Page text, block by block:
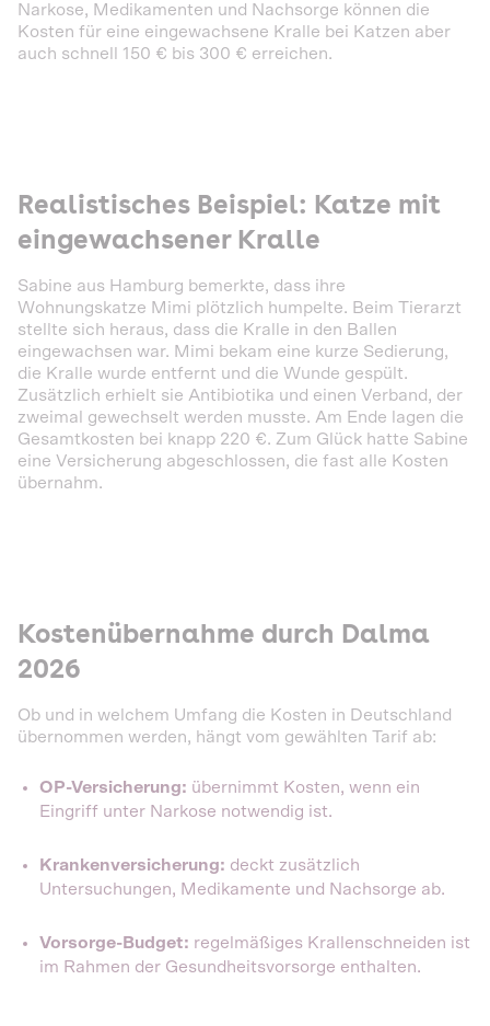
Narkose, Medikamenten und Nachsorge können die
Kosten für eine eingewachsene Kralle bei Katzen aber
auch schnell 150 € bis 300 € erreichen.
Realistisches Beispiel: Katze mit
eingewachsener Kralle
Sabine aus Hamburg bemerkte, dass ihre
Wohnungskatze Mimi plötzlich humpelte. Beim Tierarzt
stellte sich heraus, dass die Kralle in den Ballen
eingewachsen war. Mimi bekam eine kurze Sedierung,
die Kralle wurde entfernt und die Wunde gespült.
Zusätzlich erhielt sie Antibiotika und einen Verband, der
zweimal gewechselt werden musste. Am Ende lagen die
Gesamtkosten bei knapp 220 €. Zum Glück hatte Sabine
eine Versicherung abgeschlossen, die fast alle Kosten
übernahm.
Kostenübernahme durch Dalma
2026
Ob und in welchem Umfang die Kosten in Deutschland
übernommen werden, hängt vom gewählten Tarif ab:
OP-Versicherung: übernimmt Kosten, wenn ein
Eingriff unter Narkose notwendig ist.
Krankenversicherung: deckt zusätzlich
Untersuchungen, Medikamente und Nachsorge ab.
Vorsorge-Budget: regelmäßiges Krallenschneiden ist
im Rahmen der Gesundheitsvorsorge enthalten.